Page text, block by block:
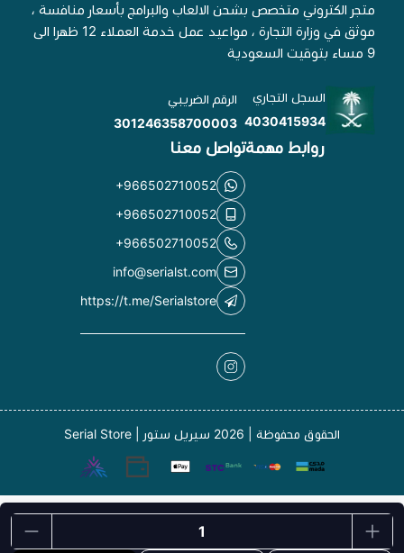
متجر الكتروني متخصص بشحن الالعاب والبرامج بأسعار منافسة ،
موثق في وزارة التجارة ، مواعيد عمل خدمة العملاء 12 ظهرا الى
9 مساء بتوقيت السعودية
السجل التجاري
4030415934
الرقم الضريبي
301246358700003
روابط مهمةتواصل معنا
+966502710052
+966502710052
+966502710052
info@serialst.com
https://t.me/Serialstore
الحقوق محفوظة | 2026 سيريل ستور | Serial Store